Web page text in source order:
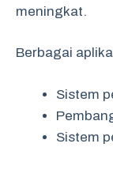
meningkat.
Berbagai
Sistem
Sistem